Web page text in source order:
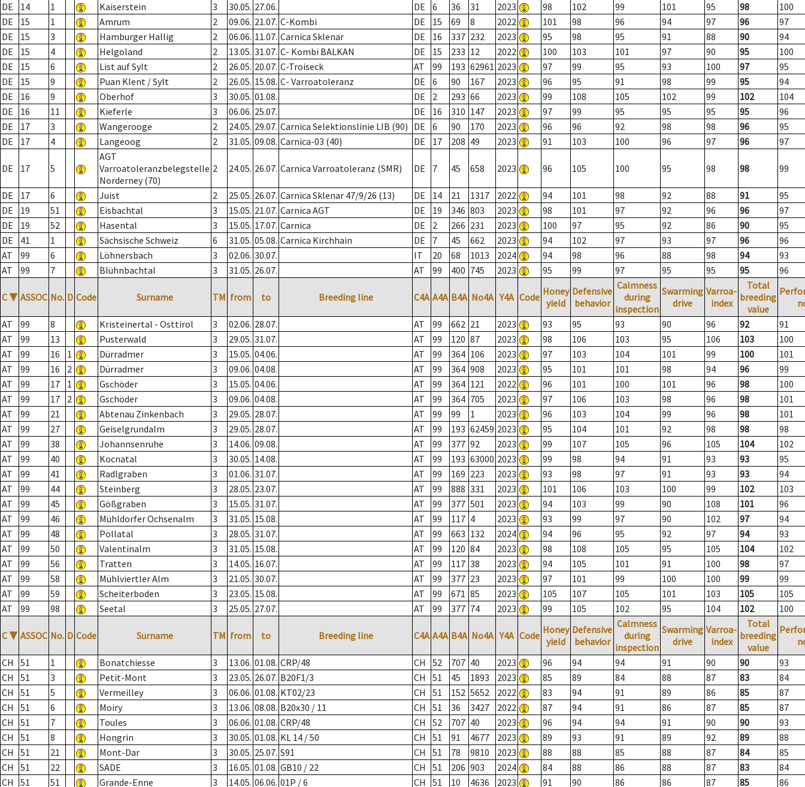
DE
14 1 Kaiserstein 3 30.05. 27.06. DE 6 36 31 2023 98 102 99 101 95 98
100
DE
15 1 Amrum 2 09.06. 21.07. C-Kombi DE 15 69 8 2022 101 98 96 94 97 96
97
DE
15 3 Hamburger Hallig 2 06.06. 11.07. Carnica Sklenar DE 16 337 232 2023 95 98 95 91 88 90
94
DE
15 4 Helgoland 2 13.05. 31.07. C- Kombi BALKAN DE 15 233 12 2022 100 103 101 97 90 95
100
DE
15 6 List auf Sylt 2 26.05. 20.07. C-Troiseck AT 99 193 62961 2023 97 99 95 93 100 97
95
DE
15 9 Puan Klent / Sylt 2 26.05. 15.08. C- Varroatoleranz DE 6 90 167 2023 96 95 91 98 99 95
94
DE
16 9 Oberhof 3 30.05. 01.08. DE 2 293 66 2023 99 108 105 102 99 102
104
DE
16 11 Kieferle 3 06.06. 25.07. DE 16 310 147 2023 97 99 95 95 95 95
96
DE
17 3 Wangerooge 2 24.05. 29.07. Carnica Selektionslinie LIB (90) DE 6 90 170 2023 96 96 92 98 98 96
95
DE
17 4 Langeoog 2 31.05. 09.08. Carnica-03 (40) DE 17 208 49 2023 91 103 100 96 97 96 97
DE 17 5
AGT
Varroatoleranzbelegstelle
Norderney (70)
2 24.05. 26.07. Carnica Varroatoleranz (SMR) DE 7 45 658 2023 96 105 100 95 98 98 99
DE 17 6 Juist 2 25.05. 26.07. Carnica Sklenar 47/9/26 (13) DE 14 21 1317 2022 94 101 98 92 88 91
95
DE
19 51 Eisbachtal 3 15.05. 21.07. Carnica AGT DE 19 346 803 2023 98 101 97 92 96 96
97
DE
19 52 Hasental 3 15.05. 17.07. Carnica DE 2 266 231 2023 100 97 95 92 86 90
95
DE
41 1 Sächsische Schweiz 6 31.05. 05.08. Carnica Kirchhain DE 7 45 662 2023 94 102 97 93 97 96
96
AT
99 6 Löhnersbach 3 02.06. 30.07. IT 20 68 1013 2024 94 98 96 88 98 94
93
AT
99 7 Blühnbachtal 3 31.05. 26.07. AT 99 400 745 2023 95 99 97 95 95 95 96
C ▼ ASSOC No. D Code Surname TM from to Breeding line C4A A4A B4A No4A Y4A Code Honey
yield
Defensive
behavior
Calmness
during
inspection
Swarming
drive
Varroa-
index
Total
breeding
value
AT
99 8 Kristeinertal - Osttirol 3 02.06. 28.07. AT 99 662 21 2023 93 95 93 90 96 92
91
AT
99 13 Pusterwald 3 29.05. 31.07. AT 99 120 87 2023 98 106 103 95 106 103
100
AT
99 16 1 Dürradmer 3 15.05. 04.06. AT 99 364 106 2023 97 103 104 101 99 100
101
AT
99 16 2 Dürradmer 3 09.06. 04.08. AT 99 364 908 2023 95 101 101 98 94 96
99
AT
99 17 1 Gschöder 3 15.05. 04.06. AT 99 364 121 2022 96 101 100 101 96 98
100
AT
99 17 2 Gschöder 3 09.06. 04.08. AT 99 364 705 2023 97 106 103 98 96 98
101
AT
99 21 Abtenau Zinkenbach 3 29.05. 28.07. AT 99 99 1 2023 96 103 104 99 96 98
101
AT
99 27 Geiselgrundalm 3 29.05. 28.07. AT 99 193 62459 2023 95 104 101 92 98 98
98
AT
99 38 Johannsenruhe 3 14.06. 09.08. AT 99 377 92 2023 99 107 105 96 105 104
102
AT
99 40 Kocnatal 3 30.05. 14.08. AT 99 193 63000 2023 99 98 94 91 93 93
95
AT
99 41 Radlgraben 3 01.06. 31.07. AT 99 169 223 2023 93 98 97 91 93 93
94
AT
99 44 Steinberg 3 28.05. 23.07. AT 99 888 331 2023 101 106 103 100 99 102
103
AT
99 45 Gößgraben 3 15.05. 31.07. AT 99 377 501 2023 94 103 99 90 108 101
96
AT
99 46 Mühldorfer Ochsenalm 3 31.05. 15.08. AT 99 117 4 2023 93 99 97 90 102 97
94
AT
99 48 Pöllatal 3 28.05. 31.07. AT 99 663 132 2024 94 96 95 92 97 94
93
AT
99 50 Valentinalm 3 31.05. 15.08. AT 99 120 84 2023 98 108 105 95 105 104
102
AT
99 56 Tratten 3 14.05. 16.07. AT 99 117 38 2023 94 105 101 91 100 98
97
AT
99 58 Mühlviertler Alm 3 21.05. 30.07. AT 99 377 23 2023 97 101 99 100 100 99
99
AT
99 59 Scheiterboden 3 23.05. 15.08. AT 99 671 85 2023 105 107 105 101 103 105
105
AT
99 98 Seetal 3 25.05. 27.07. AT 99 377 74 2023 99 105 102 95 104 102 100
C ▼ ASSOC No. D Code Surname TM from to Breeding line C4A A4A B4A No4A Y4A Code Honey
yield
Defensive
behavior
Calmness
during
inspection
Swarming
drive
Varroa-
index
Total
breeding
value
CH
51 1 Bonatchiesse 3 13.06. 01.08. CRP/48 CH 52 707 40 2023 96 94 94 91 90 90
93
CH
51 3 Petit-Mont 3 23.05. 26.07. B20F1/3 CH 51 45 1893 2023 85 89 84 88 87 83
84
CH
51 5 Vermeilley 3 06.06. 01.08. KT02/23 CH 51 152 5652 2022 83 94 91 89 86 85
87
CH
51 6 Moiry 3 13.06. 08.08. B20x30 / 11 CH 51 36 3427 2022 87 94 91 86 87 85
87
CH
51 7 Toules 3 06.06. 01.08. CRP/48 CH 52 707 40 2023 96 94 94 91 90 90
93
CH
51 8 Hongrin 3 30.05. 01.08. KL 14 / 50 CH 51 91 4677 2023 89 93 91 89 92 89
88
CH
51 21 Mont-Dar 3 30.05. 25.07. S91 CH 51 78 9810 2023 88 88 85 88 87 84
85
CH
51 22 SADE 3 16.05. 01.08. GB10 / 22 CH 51 206 903 2024 84 88 86 88 87 83
84
CH
51 51 Grande-Enne 3 14.05. 06.06. 01P / 6 CH 51 10 4636 2023 91 90 86 86 87 85 86